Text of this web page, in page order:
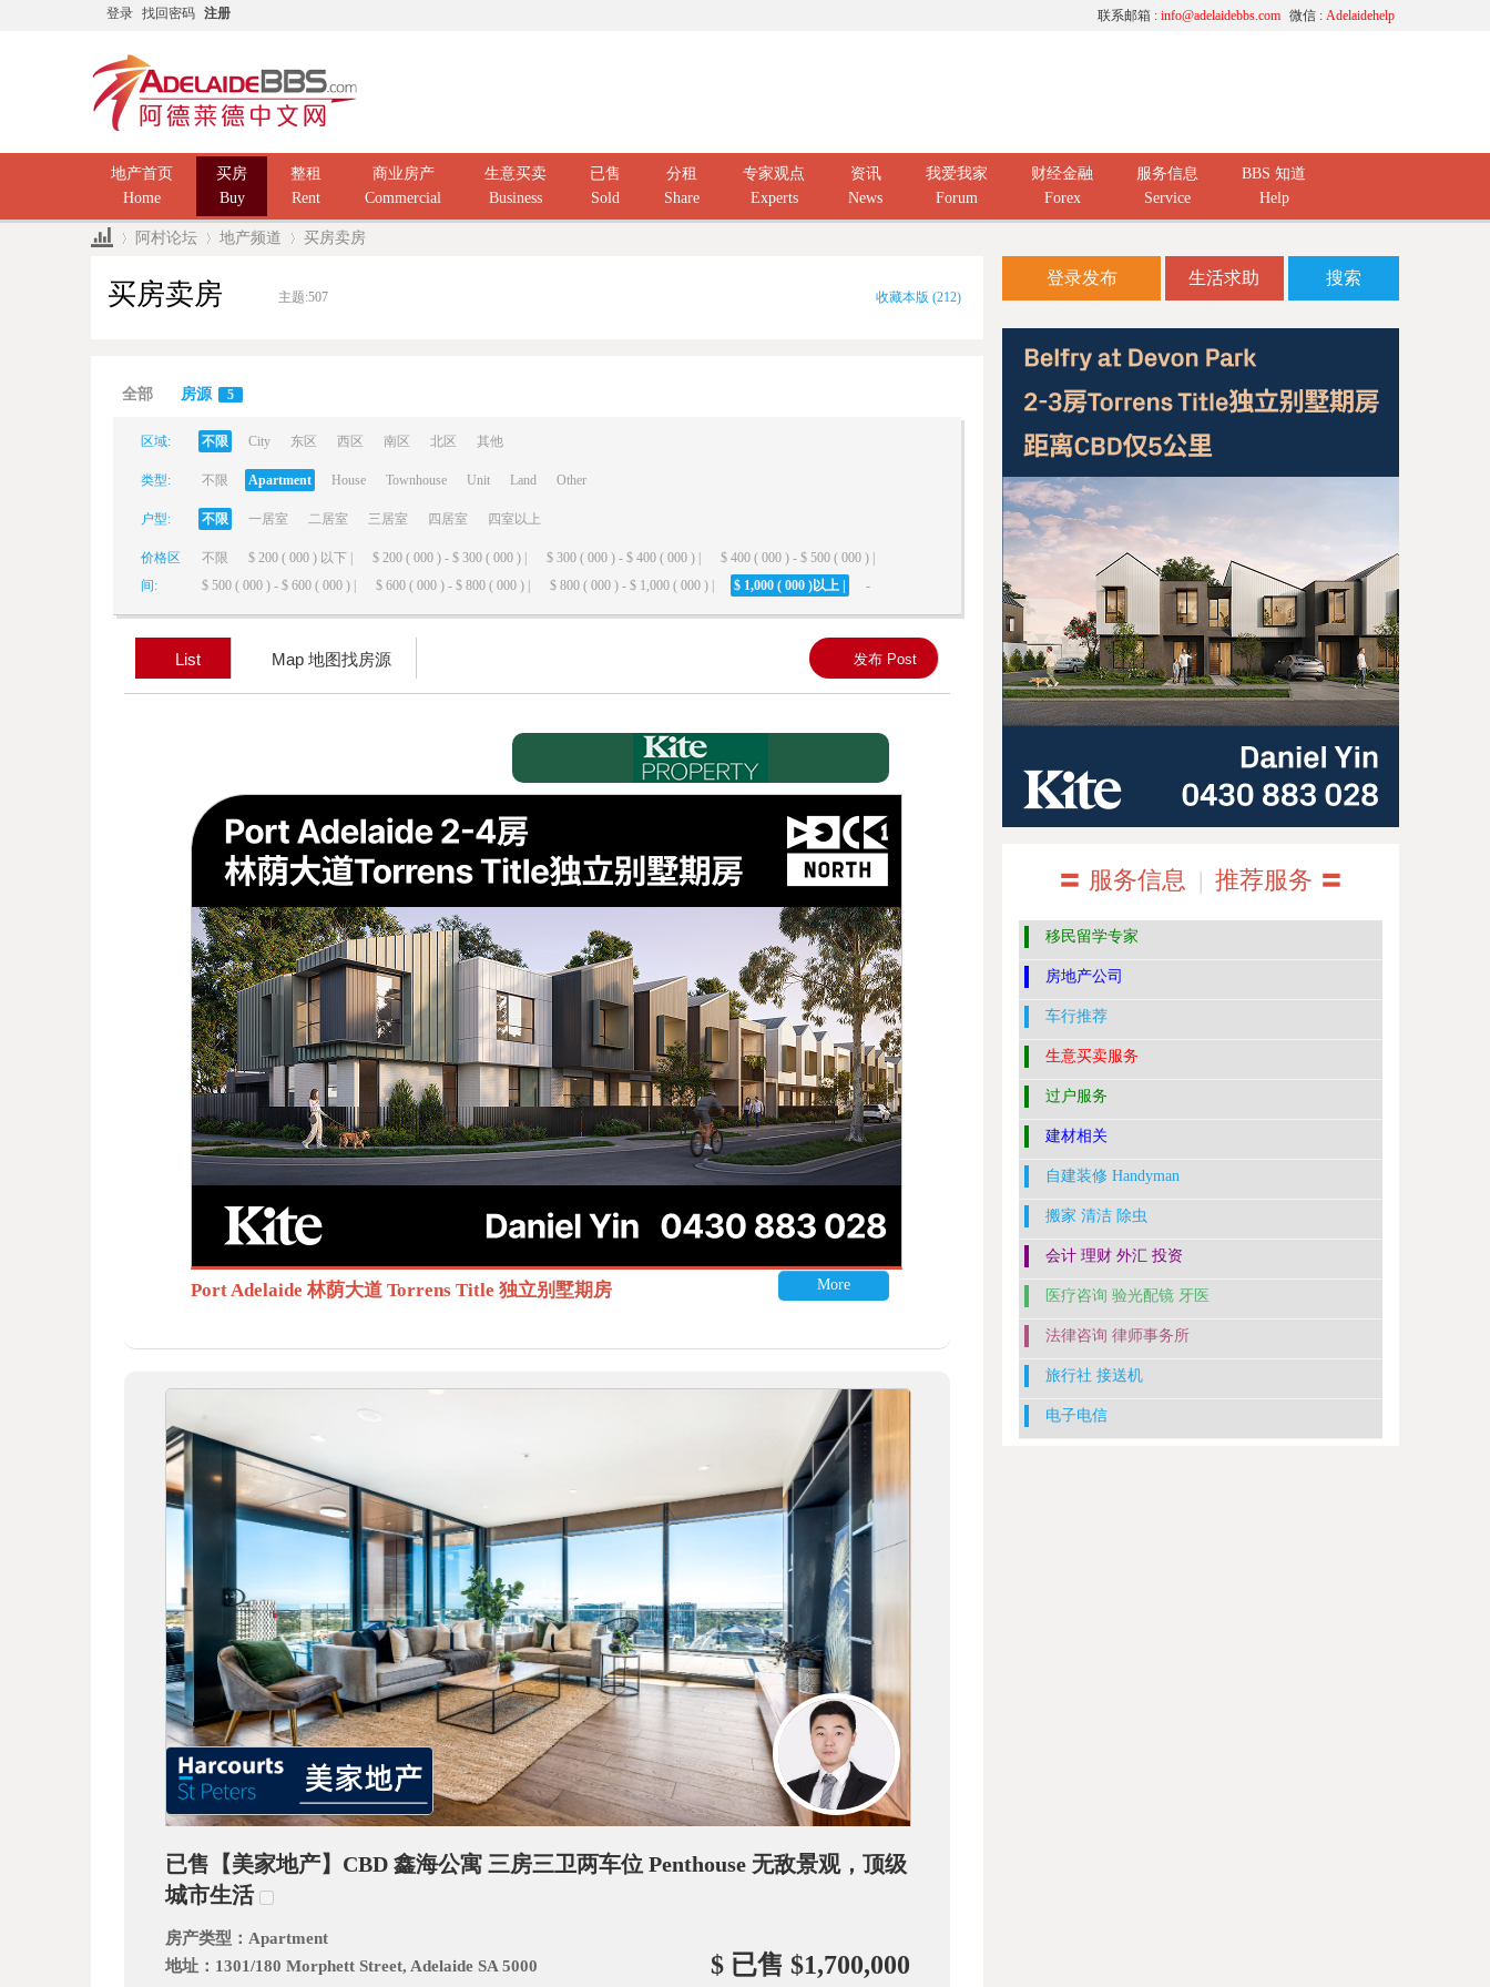
登录 找回密码 注册 微信 : Adelaidehelp
联系邮箱 : info@adelaidebbs.com
地产首页
Home
买房
Buy
整租
Rent
商业房产
Commercial
生意买卖
Business
已售
Sold
分租
Share
专家观点
Experts
资讯
News
我爱我家
Forum
财经金融
Forex
服务信息
Service
BBS 知道
Help
阿村论坛 地产频道 买房卖房
买房卖房 主题:507 收藏本版 (212)
全部 房源 5
区域: 不限 City 东区 西区 南区 北区 其他
类型: 不限 Apartment House Townhouse Unit Land Other
户型: 不限 一居室 二居室 三居室 四居室 四室以上
价格区
间:
不限 $ 200 ( 000 ) 以下 | $ 200 ( 000 ) - $ 300 ( 000 ) | $ 300 ( 000 ) - $ 400 ( 000 ) |
$ 400 ( 000 ) - $ 500 ( 000 ) |
$ 500 ( 000 ) - $ 600 ( 000 ) |
$ 600 ( 000 ) - $ 800 ( 000 ) | $ 800 ( 000 ) - $ 1,000 ( 000 ) | $ 1,000 ( 000 )以上 | -
List Map 地图找房源 发布 Post
Port Adelaide 林荫大道 Torrens Title 独立别墅期房 More
已售【美家地产】CBD 鑫海公寓 三房三卫两车位 Penthouse 无敌景观，顶级
城市生活
房产类型： Apartment
地址： 1301/180 Morphett Street, Adelaide SA 5000 $ 已售 $1,700,000
登录发布 生活求助 搜索
〓 服务信息 | 推荐服务 〓
移民留学专家
房地产公司
车行推荐
生意买卖服务
过户服务
建材相关
自建装修 Handyman
搬家 清洁 除虫
会计 理财 外汇 投资
医疗咨询 验光配镜 牙医
法律咨询 律师事务所
旅行社 接送机
电子电信